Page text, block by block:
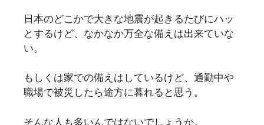
日本のどこかで大きな地震が起きるたびにハッ
とするけど、なかなか万全な備えは出来ていな
い。
もしくは家での備えはしているけど、通勤中や
職場で被災したら途方に暮れると思う。
そんな人も多いんではないでしょうか。